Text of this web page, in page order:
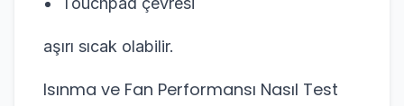
aşırı sıcak olabilir.
Isınma ve Fan Performansı Nasıl Test